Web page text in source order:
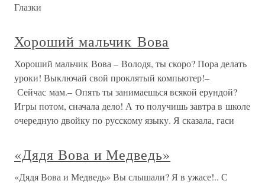
Глазки
Хороший мальчик Вова
Хороший мальчик Вова – Володя, ты скоро? Пора делать
уроки! Выключай свой проклятый компьютер!–
Сейчас мам.– Опять ты занимаешься всякой ерундой?
Игры потом, сначала дело! А то получишь завтра в школе
очередную двойку по русскому языку. Я сказала, гаси
«Дядя Вова и Медведь»
«Дядя Вова и Медведь» Вы слышали? Я в ужасе!.. С